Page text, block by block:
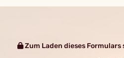
Zum Laden dieses